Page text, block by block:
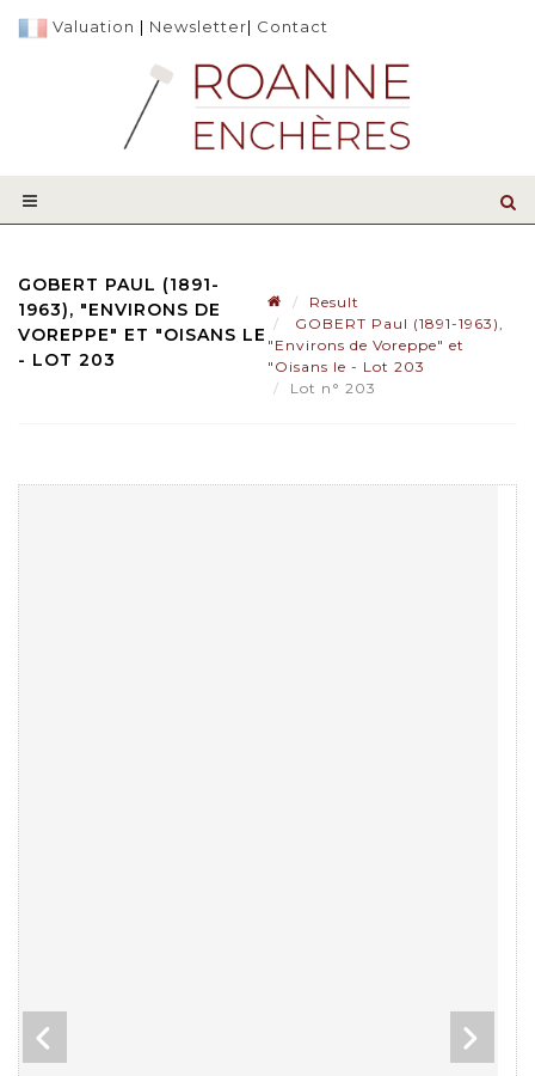
Valuation | Newsletter| Contact
GOBERT PAUL (1891-
1963), "ENVIRONS DE
VOREPPE" ET "OISANS LE
- LOT 203
Result
GOBERT Paul (1891-1963),
"Environs de Voreppe" et
"Oisans le - Lot 203
Lot n° 203